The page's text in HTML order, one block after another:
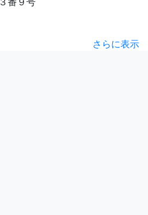
さらに表示